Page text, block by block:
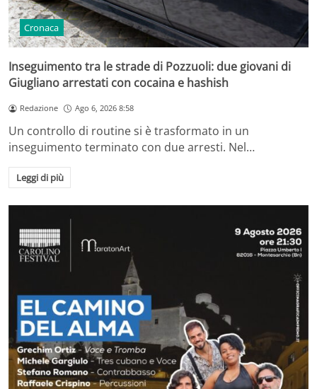
Cronaca
Inseguimento tra le strade di Pozzuoli: due giovani di
Giugliano arrestati con cocaina e hashish
Redazione Ago 6, 2026 8:58
Un controllo di routine si è trasformato in un
inseguimento terminato con due arresti. Nel…
Leggi di più